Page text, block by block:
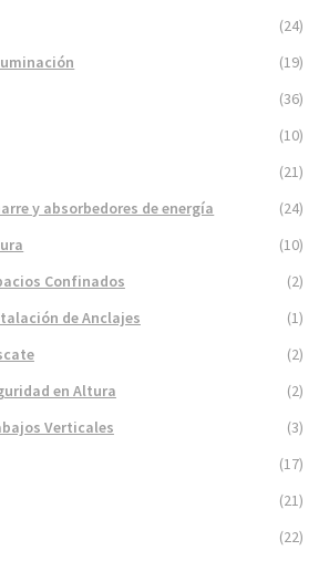
(24)
(19)
(36)
(10)
(21)
y absorbedores de energía
(24)
(10)
Confinados
(2)
de Anclajes
(1)
(2)
en Altura
(2)
Verticales
(3)
(17)
(21)
(22)